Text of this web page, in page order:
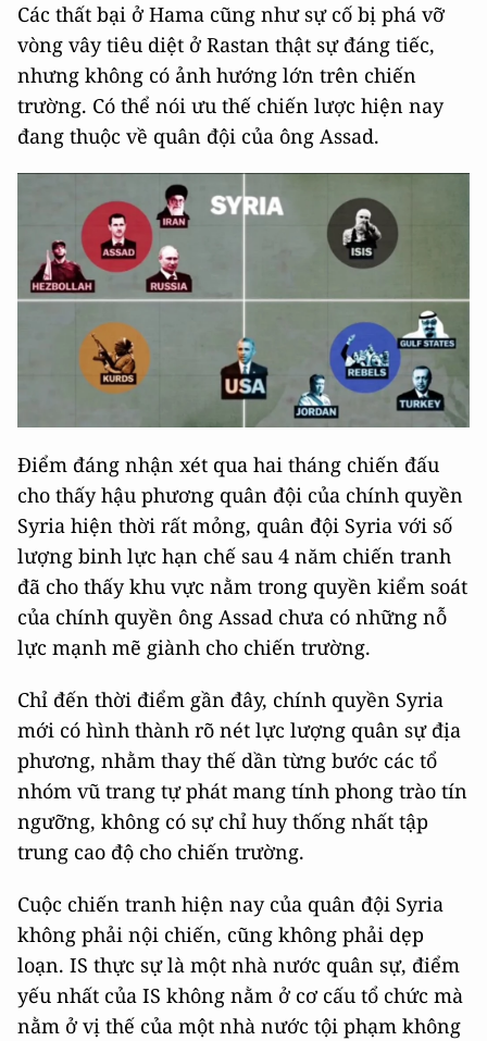
Các thất bại ở Hama cũng như sự cố bị phá vỡ
vòng vây tiêu diệt ở Rastan thật sự đáng tiếc,
nhưng không có ảnh hướng lớn trên chiến
trường. Có thể nói ưu thế chiến lược hiện nay
đang thuộc về quân đội của ông Assad.
Điểm đáng nhận xét qua hai tháng chiến đấu
cho thấy hậu phương quân đội của chính quyền
Syria hiện thời rất mỏng, quân đội Syria với số
lượng binh lực hạn chế sau 4 năm chiến tranh
đã cho thấy khu vực nằm trong quyền kiểm soát
của chính quyền ông Assad chưa có những nỗ
lực mạnh mẽ giành cho chiến trường.
Chỉ đến thời điểm gần đây, chính quyền Syria
mới có hình thành rõ nét lực lượng quân sự địa
phương, nhằm thay thế dần từng bước các tổ
nhóm vũ trang tự phát mang tính phong trào tín
ngưỡng, không có sự chỉ huy thống nhất tập
trung cao độ cho chiến trường.
Cuộc chiến tranh hiện nay của quân đội Syria
không phải nội chiến, cũng không phải dẹp
loạn. IS thực sự là một nhà nước quân sự, điểm
yếu nhất của IS không nằm ở cơ cấu tổ chức mà
nằm ở vị thế của một nhà nước tội phạm không